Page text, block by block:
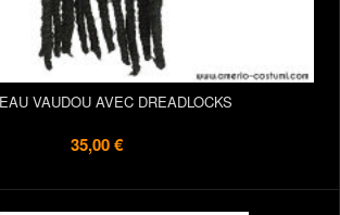
VAUDOU AVEC DREADLOCKS
35,00 €